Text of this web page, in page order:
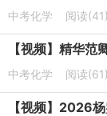
中考化学 阅读(41)
【视频】精华
中考化学 阅读(61)